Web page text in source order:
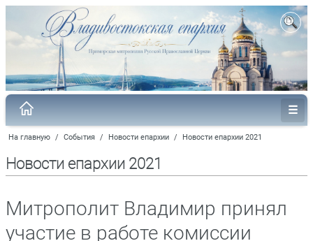
На главную / События / Новости епархии / Новости епархии 2021
Новости епархии 2021
Митрополит Владимир принял
участие в работе комиссии